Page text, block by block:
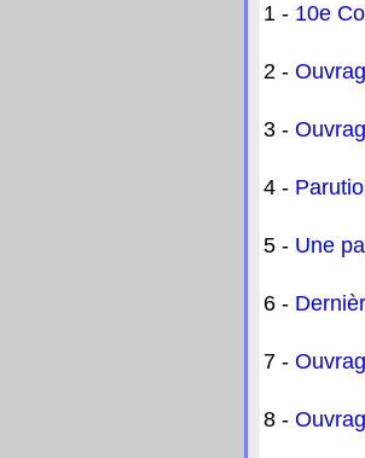
1 - 10e
2 -
3 -
4 -
5 - Une
6 -
7 -
8 -